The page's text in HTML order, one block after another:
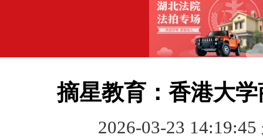
摘星教育：香港大
2026-03-23